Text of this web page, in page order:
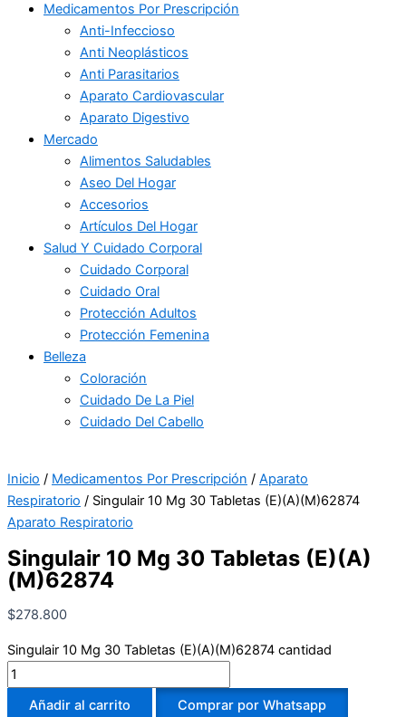
Medicamentos Por Prescripción
Anti-Infeccioso
Anti Neoplásticos
Anti Parasitarios
Aparato Cardiovascular
Aparato Digestivo
Mercado
Alimentos Saludables
Aseo Del Hogar
Accesorios
Artículos Del Hogar
Salud Y Cuidado Corporal
Cuidado Corporal
Cuidado Oral
Protección Adultos
Protección Femenina
Belleza
Coloración
Cuidado De La Piel
Cuidado Del Cabello
Inicio / Medicamentos Por Prescripción / Aparato
Respiratorio / Singulair 10 Mg 30 Tabletas (E)(A)(M)62874
Aparato Respiratorio
Singulair 10 Mg 30 Tabletas (E)(A)
(M)62874
$278.800
Singulair 10 Mg 30 Tabletas (E)(A)(M)62874 cantidad
Añadir al carrito
Comprar por Whatsapp